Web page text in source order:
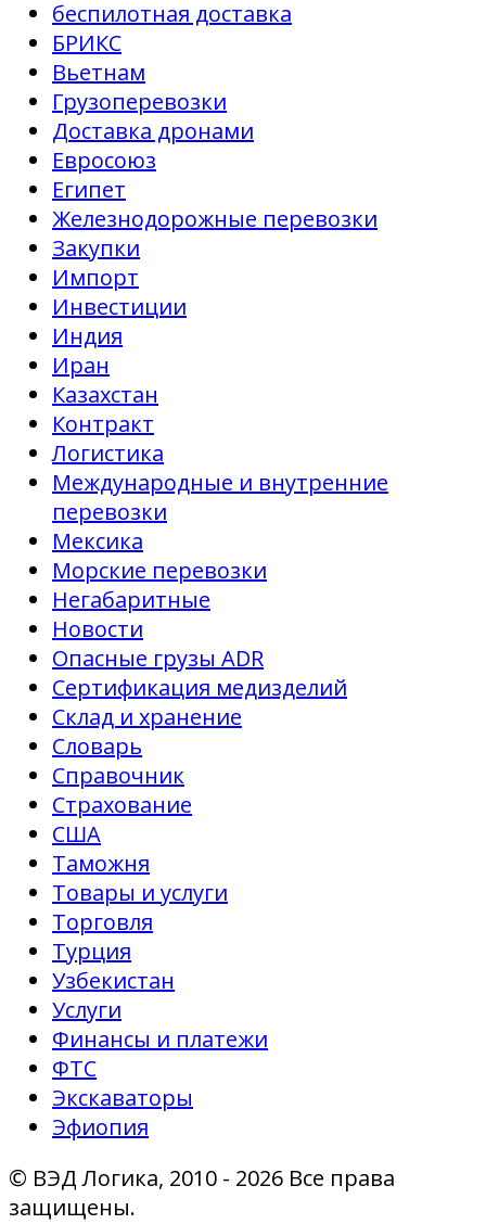
беспилотная доставка
БРИКС
Вьетнам
Грузоперевозки
Доставка дронами
Евросоюз
Египет
Железнодорожные перевозки
Закупки
Импорт
Инвестиции
Индия
Иран
Казахстан
Контракт
Логистика
Международные и внутренние
перевозки
Мексика
Морские перевозки
Негабаритные
Новости
Опасные грузы ADR
Сертификация медизделий
Склад и хранение
Словарь
Справочник
Страхование
США
Таможня
Товары и услуги
Торговля
Турция
Узбекистан
Услуги
Финансы и платежи
ФТС
Экскаваторы
Эфиопия
© ВЭД Логика, 2010 - 2026 Все права
защищены.